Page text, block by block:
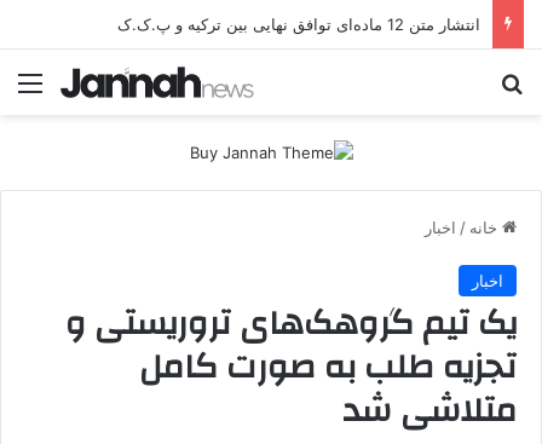
خانه / اخبار
اخبار
یک تیم گروهک‌های تروریستی و
تجزیه طلب به صورت کامل
متلاشی شد